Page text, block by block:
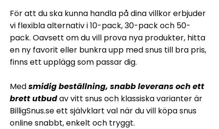
För att du ska kunna handla på dina villkor erbjuder
vi flexibla alternativ i 10-pack, 30-pack och 50-
pack. Oavsett om du vill prova nya produkter, hitta
en ny favorit eller bunkra upp med snus till bra pris,
finns ett upplägg som passar dig.
Medsmidig beställning, snabb leverans och ett
brett utbudav vitt snus och klassiska varianter är
BilligSnus.se ett självklart val när du vill köpa snus
online snabbt, enkelt och tryggt.